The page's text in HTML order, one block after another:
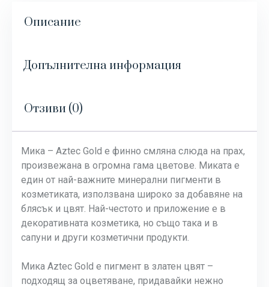
Описание
Допълнителна информация
Отзиви (0)
Мика – Aztec Gold е финно смляна слюда на прах,
произвежана в огромна гама цветове. Миката е
един от най-важните минерални пигменти в
козметиката, използвана широко за добавяне на
блясък и цвят. Най-честото и приложение е в
декоративната козметика, но също така и в
сапуни и други козметични продукти.
Мика Aztec Gold е пигмент в златен цвят –
подходящ за оцветяване, придавайки нежно